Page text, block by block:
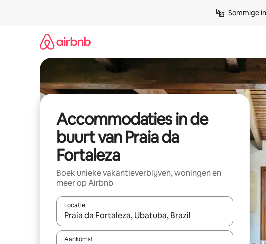
Sommige
Accommodaties in de
buurt van Praia da
Fortaleza
Boek unieke vakantieverblijven, woningen en
meer op Airbnb
Locatie
Wanneer er resultaten beschikbaar zijn, maak je een keuze
Aankomst